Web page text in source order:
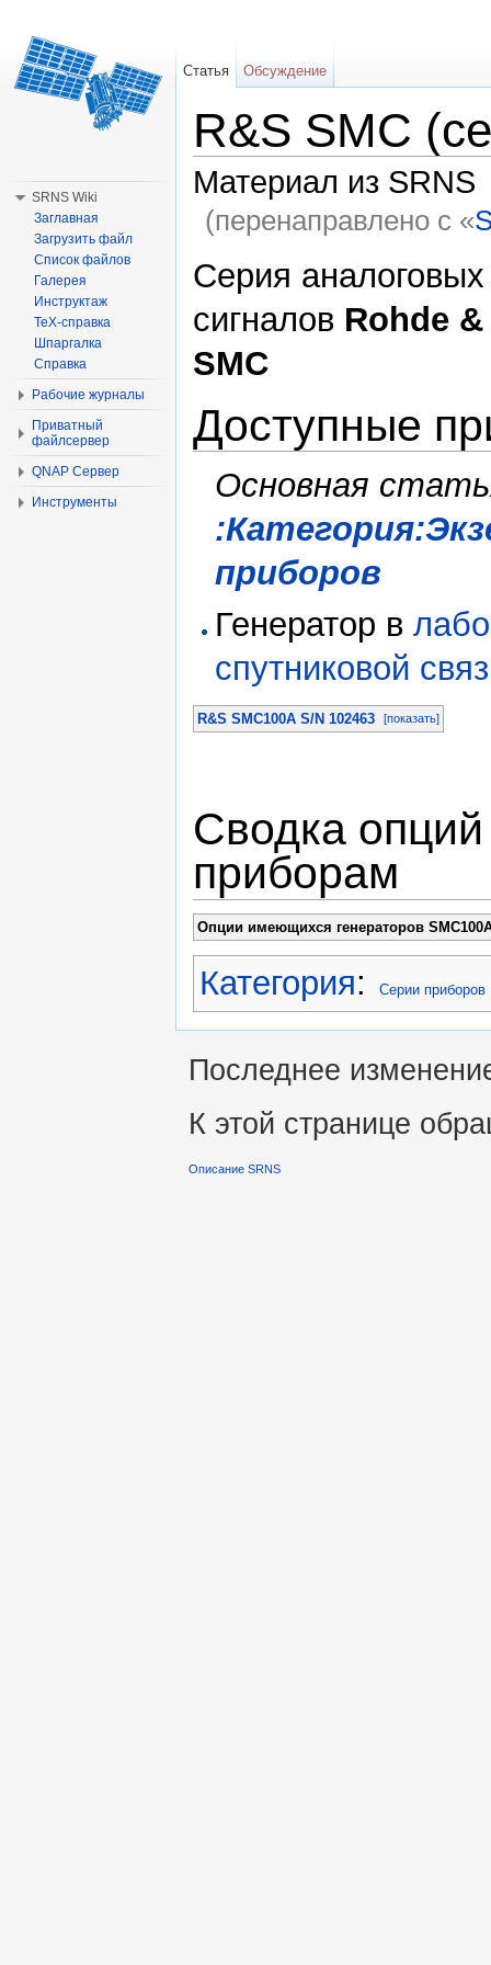
R&S SMC
Материал из SRNS
(перенаправлено с «
Серия аналоговых
сигналов Rohde
SMC
Доступные
Основная
приборов
Генератор в
спутниковой
[показать]
R&S SMC100A S/N 102463
Сводка
приборам
Опции имеющихся генераторов
Категория: Серии приборов
Статья Обсуждение
SRNS Wiki
Заглавная
Загрузить файл
Список файлов
Галерея
Инструктаж
TeX-справка
Шпаргалка
Справка
Рабочие журналы
Приватный
файлсервер
QNAP Сервер
Инструменты
Последнее
К этой странице
Описание SRNS